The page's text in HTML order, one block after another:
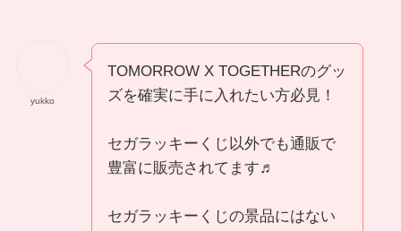
yukko
TOMORROW X TOGETHERのグッ
ズを確実に手に入れたい方必見！
セガラッキーくじ以外でも通販で
豊富に販売されてます♬
セガラッキーくじの景品にはない